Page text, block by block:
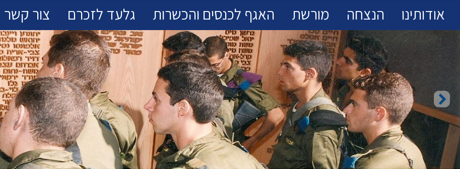
אודותינו הנצחה מורשת האגף לכנסים והכשרות גלעד לזכרם צור קשר